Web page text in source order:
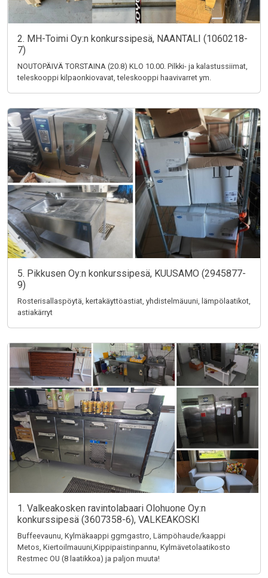
2. MH-Toimi Oy:n konkurssipesä, NAANTALI (1060218-
7)
NOUTOPÄIVÄ TORSTAINA (20.8) KLO 10.00. Pilkki- ja kalastussiimat,
teleskooppi kilpaonkiovavat, teleskooppi haavivarret ym.
5. Pikkusen Oy:n konkurssipesä, KUUSAMO (2945877-
9)
Rosterisallaspöytä, kertakäyttöastiat, yhdistelmäuuni, lämpölaatikot,
astiakärryt
1. Valkeakosken ravintolabaari Olohuone Oy:n
konkurssipesä (3607358-6), VALKEAKOSKI
Buffeevaunu, Kylmäkaappi ggmgastro, Lämpöhaude/kaappi
Metos, Kiertoilmauuni,Kippipaistinpannu, Kylmävetolaatikosto
Restmec OU (8 laatikkoa) ja paljon muuta!